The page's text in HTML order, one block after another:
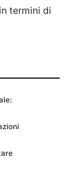
termini di